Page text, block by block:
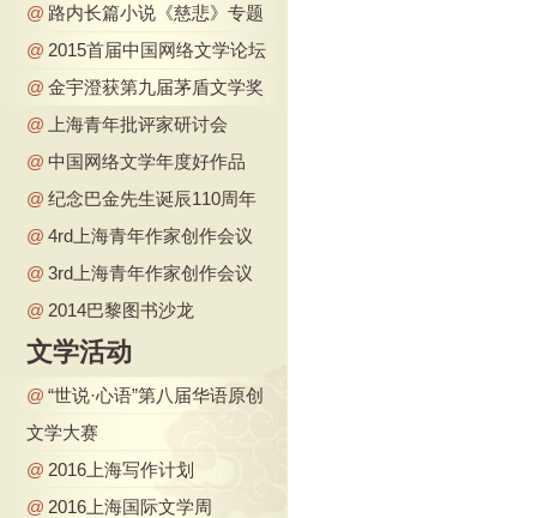
@ 路内长篇小说《慈悲》专题
@ 2015首届中国网络文学论坛
@ 金宇澄获第九届茅盾文学奖
@
上海青年批评家研讨会
@ 中国网络文学年度好作品
@ 纪念巴金先生诞辰110周年
@ 4rd上海青年作家创作会议
@ 3rd上海青年作家创作会议
@ 2014巴黎图书沙龙
文学活动
@ “世说·心语”第八届华语原创
文学大赛
@ 2016上海写作计划
@ 2016上海国际文学周